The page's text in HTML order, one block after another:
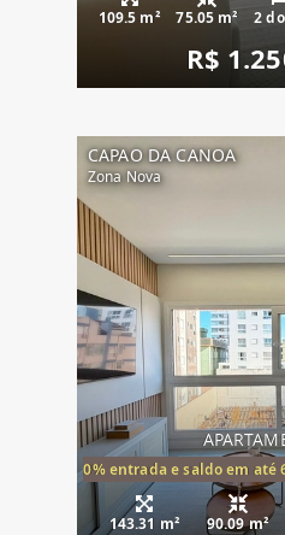
109.5 m² 75.05 m² 2
R$
CAPAO DA CANOA
Zona Nova
20% entrada e saldo em até
143.31 m² 90.09 m²